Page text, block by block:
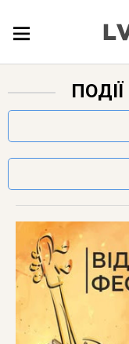
ЛОКАЦІЇ
ДОВІДКА
ПОДІЇ